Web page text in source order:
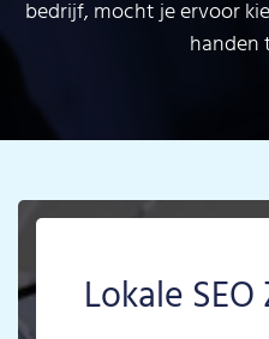
bedrijf, mocht je ervoor
handen
Lokale